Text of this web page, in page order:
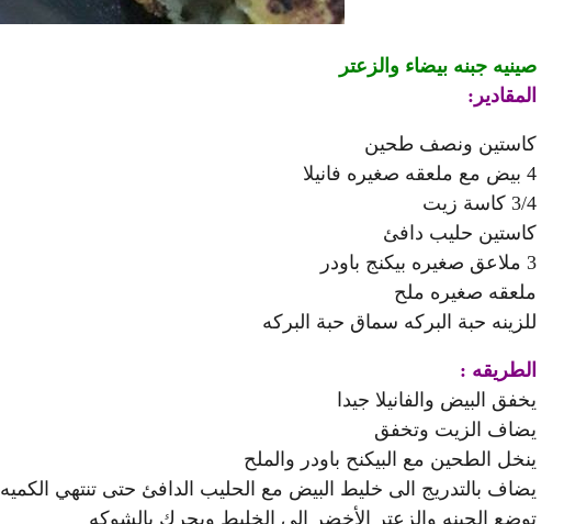
صينيه جبنه بيضاء والزعتر
المقادير:
كاستين ونصف طحين
4 بيض مع ملعقه صغيره فانيلا
3/4 كاسة زيت
كاستين حليب دافئ
3 ملاعق صغيره بيكنج باودر
ملعقه صغيره ملح
للزينه حبة البركه سماق حبة البركه
الطريقه :
يخفق البيض والفانيلا جيدا
يضاف الزيت وتخفق
ينخل الطحين مع البيكنح باودر والملح
يضاف بالتدريج الى خليط البيض مع الحليب الدافئ حتى تنتهي الكميه
توضع الجبنه والزعتر الأخضر الى الخليط ويحرك بالشوكه